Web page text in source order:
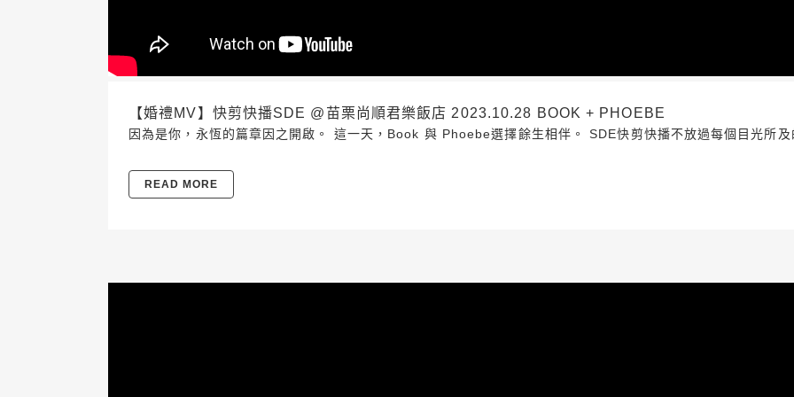
【婚禮MV】快剪快播SDE @苗栗尚順君樂飯店 2023.10.28 BOOK + PHOEBE
因為是你，永恆的篇章因之開啟。 這一天，Book 與 Phoebe選擇餘生相伴。 SDE快剪快播不放過每個目光所及
READ MORE